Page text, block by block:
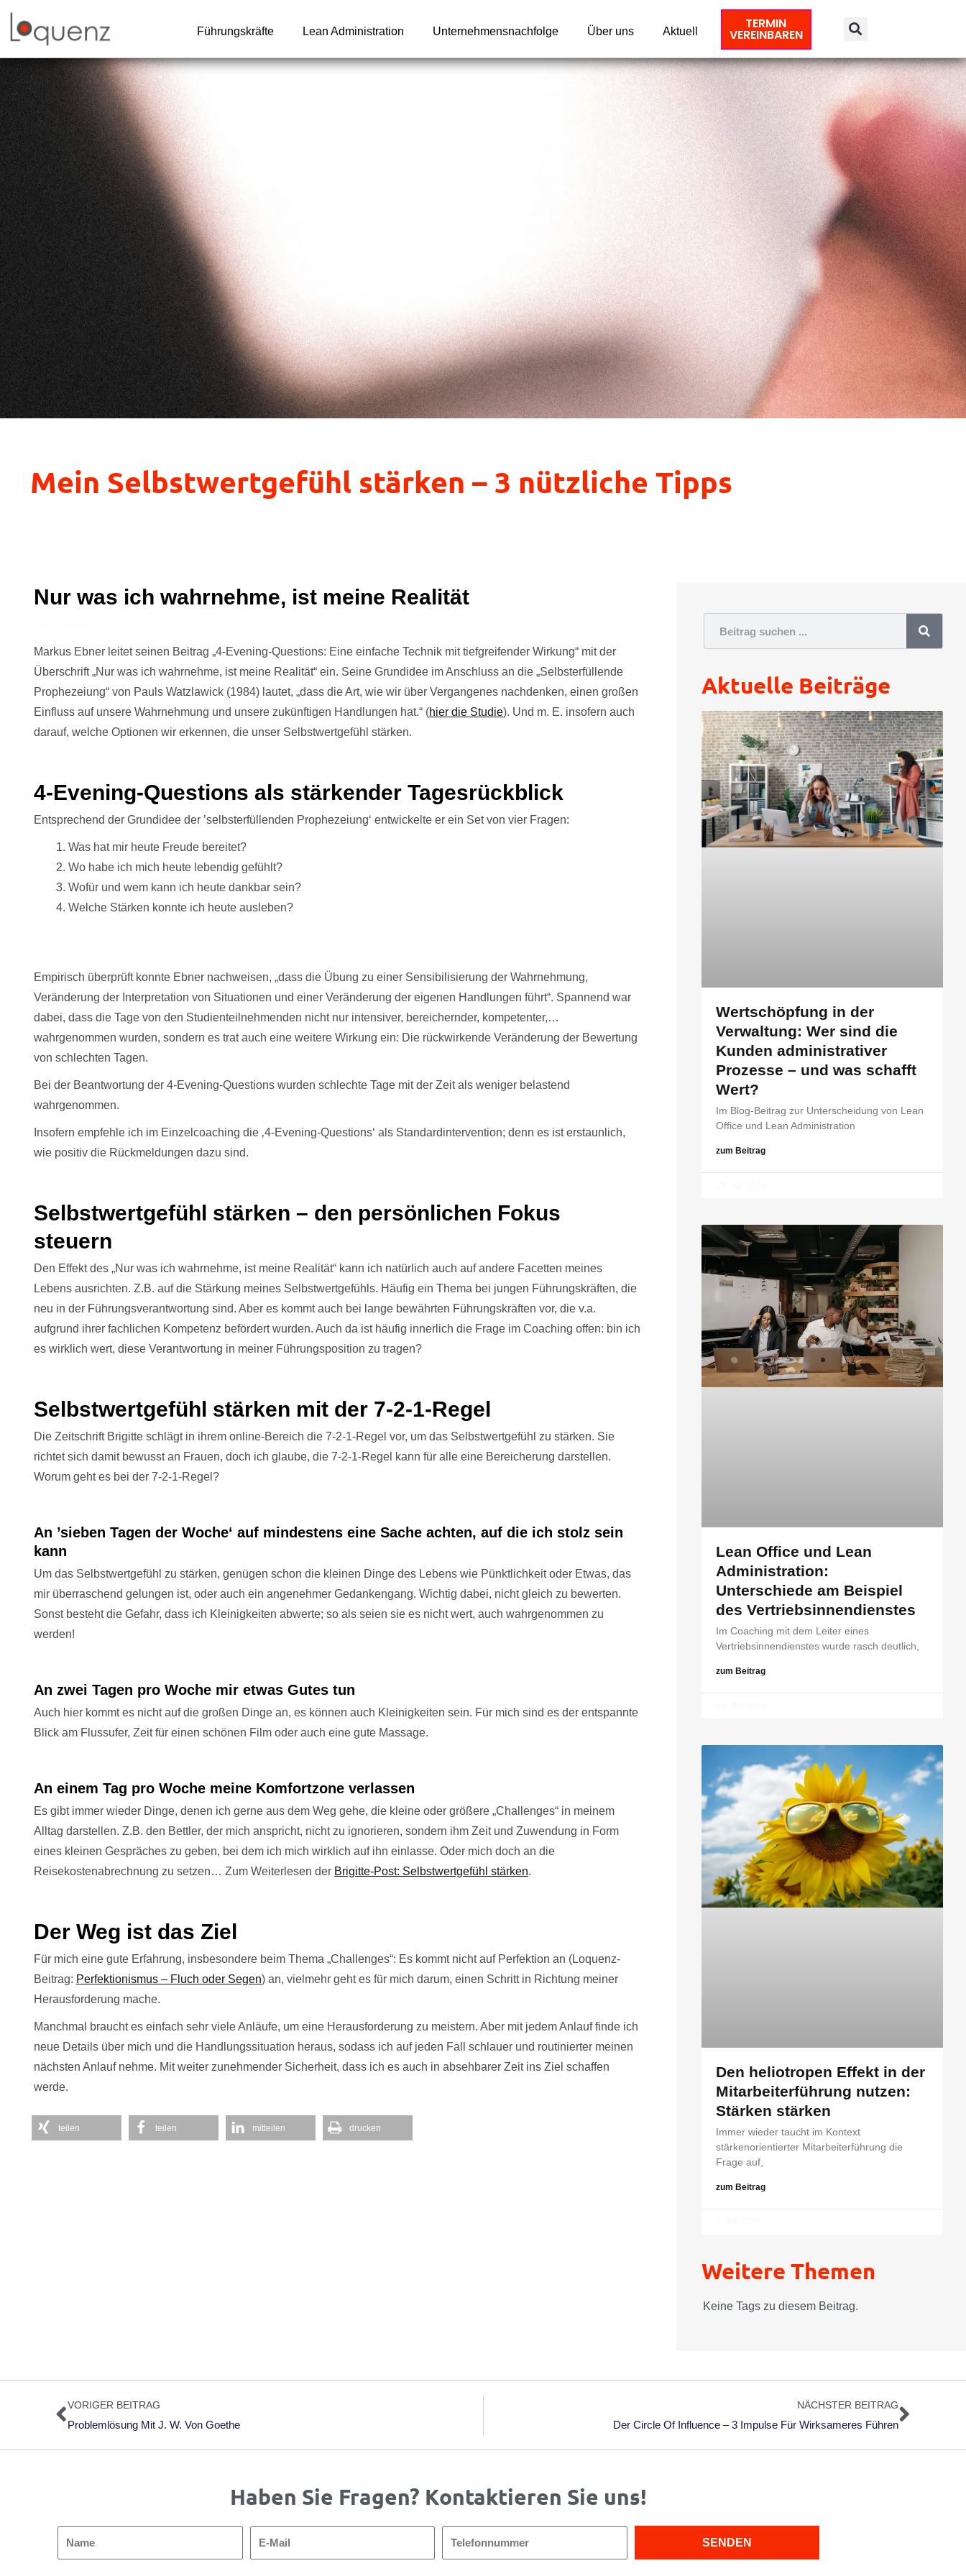
Inhalt
Führungskräfte Lean Administration Unternehmensnachfolge Über uns Aktuell TERMIN
VEREINBAREN
Mein Selbstwertgefühl stärken – 3 nützliche Tipps
Nur was ich wahrnehme, ist meine Realität
Markus Ebner leitet seinen Beitrag „4-Evening-Questions: Eine einfache Technik mit tiefgreifender Wirkung“ mit der
Überschrift „Nur was ich wahrnehme, ist meine Realität“ ein. Seine Grundidee im Anschluss an die „Selbsterfüllende
Prophezeiung“ von Pauls Watzlawick (1984) lautet, „dass die Art, wie wir über Vergangenes nachdenken, einen großen
Einfluss auf unsere Wahrnehmung und unsere zukünftigen Handlungen hat.“ (hier die Studie). Und m. E. insofern auch
darauf, welche Optionen wir erkennen, die unser Selbstwertgefühl stärken.
4-Evening-Questions als stärkender Tagesrückblick
Entsprechend der Grundidee der ’selbsterfüllenden Prophezeiung‘ entwickelte er ein Set von vier Fragen:
Was hat mir heute Freude bereitet?
Wo habe ich mich heute lebendig gefühlt?
Wofür und wem kann ich heute dankbar sein?
Welche Stärken konnte ich heute ausleben?
Empirisch überprüft konnte Ebner nachweisen, „dass die Übung zu einer Sensibilisierung der Wahrnehmung,
Veränderung der Interpretation von Situationen und einer Veränderung der eigenen Handlungen führt“. Spannend war
dabei, dass die Tage von den Studienteilnehmenden nicht nur intensiver, bereichernder, kompetenter,…
wahrgenommen wurden, sondern es trat auch eine weitere Wirkung ein: Die rückwirkende Veränderung der Bewertung
von schlechten Tagen.
Bei der Beantwortung der 4-Evening-Questions wurden schlechte Tage mit der Zeit als weniger belastend
wahrgenommen.
Insofern empfehle ich im Einzelcoaching die ‚4-Evening-Questions‘ als Standardintervention; denn es ist erstaunlich,
wie positiv die Rückmeldungen dazu sind.
Selbstwertgefühl stärken – den persönlichen Fokus
steuern
Den Effekt des „Nur was ich wahrnehme, ist meine Realität“ kann ich natürlich auch auf andere Facetten meines
Lebens ausrichten. Z.B. auf die Stärkung meines Selbstwertgefühls. Häufig ein Thema bei jungen Führungskräften, die
neu in der Führungsverantwortung sind. Aber es kommt auch bei lange bewährten Führungskräften vor, die v.a.
aufgrund ihrer fachlichen Kompetenz befördert wurden. Auch da ist häufig innerlich die Frage im Coaching offen: bin ich
es wirklich wert, diese Verantwortung in meiner Führungsposition zu tragen?
Selbstwertgefühl stärken mit der 7-2-1-Regel
Die Zeitschrift Brigitte schlägt in ihrem online-Bereich die 7-2-1-Regel vor, um das Selbstwertgefühl zu stärken. Sie
richtet sich damit bewusst an Frauen, doch ich glaube, die 7-2-1-Regel kann für alle eine Bereicherung darstellen.
Worum geht es bei der 7-2-1-Regel?
An ’sieben Tagen der Woche‘ auf mindestens eine Sache achten, auf die ich stolz sein
kann
Um das Selbstwertgefühl zu stärken, genügen schon die kleinen Dinge des Lebens wie Pünktlichkeit oder Etwas, das
mir überraschend gelungen ist, oder auch ein angenehmer Gedankengang. Wichtig dabei, nicht gleich zu bewerten.
Sonst besteht die Gefahr, dass ich Kleinigkeiten abwerte; so als seien sie es nicht wert, auch wahrgenommen zu
werden!
An zwei Tagen pro Woche mir etwas Gutes tun
Auch hier kommt es nicht auf die großen Dinge an, es können auch Kleinigkeiten sein. Für mich sind es der entspannte
Blick am Flussufer, Zeit für einen schönen Film oder auch eine gute Massage.
An einem Tag pro Woche meine Komfortzone verlassen
Es gibt immer wieder Dinge, denen ich gerne aus dem Weg gehe, die kleine oder größere „Challenges“ in meinem
Alltag darstellen. Z.B. den Bettler, der mich anspricht, nicht zu ignorieren, sondern ihm Zeit und Zuwendung in Form
eines kleinen Gespräches zu geben, bei dem ich mich wirklich auf ihn einlasse. Oder mich doch an die
Reisekostenabrechnung zu setzen… Zum Weiterlesen der Brigitte-Post: Selbstwertgefühl stärken.
Der Weg ist das Ziel
Für mich eine gute Erfahrung, insbesondere beim Thema „Challenges“: Es kommt nicht auf Perfektion an (Loquenz-
Beitrag: Perfektionismus – Fluch oder Segen) an, vielmehr geht es für mich darum, einen Schritt in Richtung meiner
Herausforderung mache.
Manchmal braucht es einfach sehr viele Anläufe, um eine Herausforderung zu meistern. Aber mit jedem Anlauf finde ich
neue Details über mich und die Handlungssituation heraus, sodass ich auf jeden Fall schlauer und routinierter meinen
nächsten Anlauf nehme. Mit weiter zunehmender Sicherheit, dass ich es auch in absehbarer Zeit ins Ziel schaffen
werde.
teilen teilen mitteilen drucken
Aktuelle Beiträge
Wertschöpfung in der
Verwaltung: Wer sind die
Kunden administrativer
Prozesse – und was schafft
Wert?
Im Blog-Beitrag zur Unterscheidung von Lean
Office und Lean Administration
zum Beitrag
Lean Office und Lean
Administration:
Unterschiede am Beispiel
des Vertriebsinnendienstes
Im Coaching mit dem Leiter eines
Vertriebsinnendienstes wurde rasch deutlich,
zum Beitrag
Den heliotropen Effekt in der
Mitarbeiterführung nutzen:
Stärken stärken
Immer wieder taucht im Kontext
stärkenorientierter Mitarbeiterführung die
Frage auf,
zum Beitrag
Weitere Themen
Keine Tags zu diesem Beitrag.
Zurück
VORIGER BEITRAG
Problemlösung Mit J. W. Von Goethe
NÄCHSTER BEITRAG
Der Circle Of Influence – 3 Impulse Für Wirksameres Führen
Haben Sie Fragen? Kontaktieren Sie uns!
SENDEN